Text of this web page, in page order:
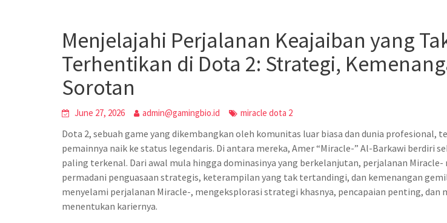
Menjelajahi Perjalanan Keajaiban yang
Terhentikan di Dota 2: Strategi,
Sorotan
June 27, 2026 admin@gamingbio.id miracle dota 2
Dota 2, sebuah game yang dikembangkan oleh komunitas luar biasa dan dunia profesional,
pemainnya naik ke status legendaris. Di antara mereka, Amer “Miracle-” Al-Barkawi berdiri
paling terkenal. Dari awal mula hingga dominasinya yang berkelanjutan, perjalanan Miracle-
permadani penguasaan strategis, keterampilan yang tak tertandingi, dan kemenangan
menyelami perjalanan Miracle-, mengeksplorasi strategi khasnya, pencapaian penting, dan
menentukan kariernya.